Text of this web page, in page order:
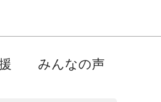
みんなの声